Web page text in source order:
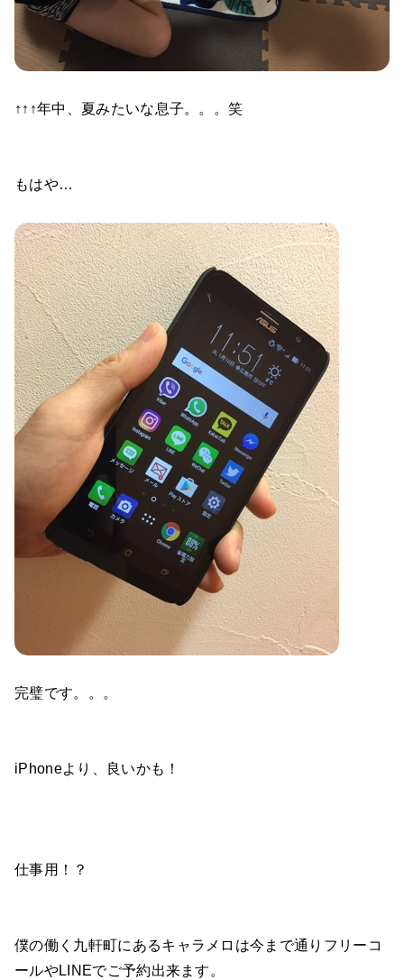
↑↑↑年中、夏みたいな息子。。。笑
もはや…
完璧です。。。
iPhoneより、良いかも！
仕事用！？
僕の働く九軒町にあるキャラメロは今まで通りフリーコ
ールやLINEでご予約出来ます。